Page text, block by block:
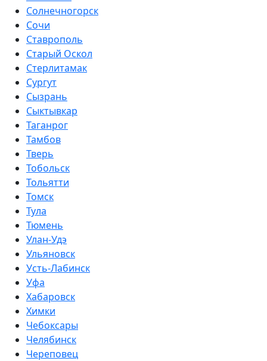
Солнечногорск
Сочи
Ставрополь
Старый Оскол
Стерлитамак
Сургут
Сызрань
Сыктывкар
Таганрог
Тамбов
Тверь
Тобольск
Тольятти
Томск
Тула
Тюмень
Улан-Удэ
Ульяновск
Усть-Лабинск
Уфа
Хабаровск
Химки
Чебоксары
Челябинск
Череповец